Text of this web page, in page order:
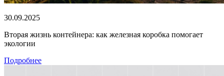
30.09.2025
Вторая жизнь контейнера: как железная коробка помогает
экологии
Подробнее